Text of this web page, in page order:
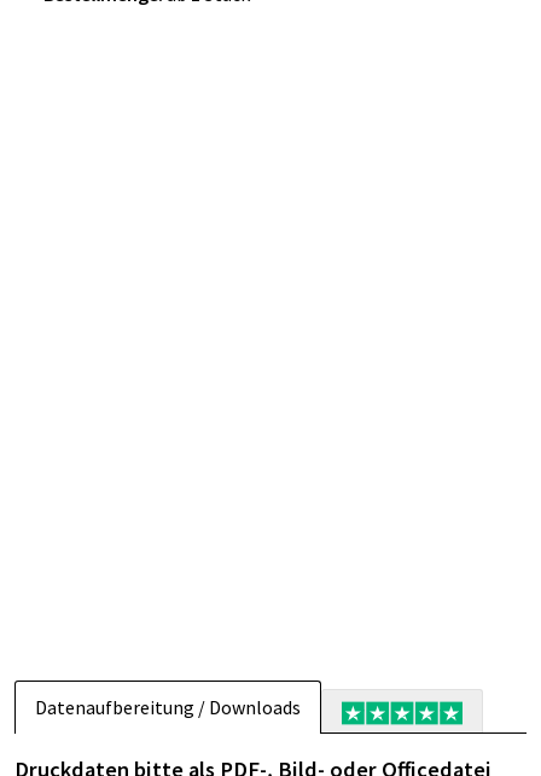
Datenaufbereitung / Downloads
Druckdaten bitte als PDF-, Bild- oder Officedatei